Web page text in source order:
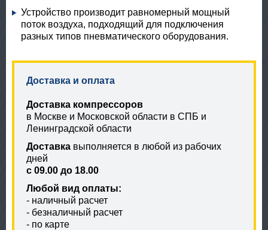
Устройство производит равномерный мощный
поток воздуха, подходящий для подключения
разных типов пневматического оборудования.
Доставка и оплата
Доставка компрессоров
в Москве и Московской области в СПБ и
Ленинградской области
Доставка выполняется в любой из рабочих
дней
с 09.00 до 18.00
Любой вид оплаты:
- наличный расчет
- безналичный расчет
- по карте